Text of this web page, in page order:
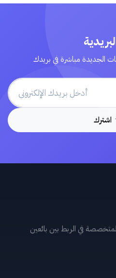
الجديدة مباشرة في بريدك
اشترك
في الربط بين بائعين